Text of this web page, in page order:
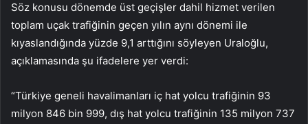
Söz konusu dönemde üst geçişler dahil hizmet verilen
toplam uçak trafiğinin geçen yılın aynı dönemi ile
kıyaslandığında yüzde 9,1 arttığını söyleyen Uraloğlu,
açıklamasında şu ifadelere yer verdi:
“Türkiye geneli havalimanları iç hat yolcu trafiğinin 93
milyon 846 bin 999, dış hat yolcu trafiğinin 135 milyon 737